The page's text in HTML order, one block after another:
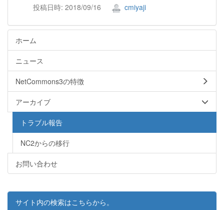
投稿日時: 2018/09/16 cmiyaji
ホーム
ニュース
NetCommons3の特徴
アーカイブ
トラブル報告
NC2からの移行
お問い合わせ
サイト内の検索はこちらから。